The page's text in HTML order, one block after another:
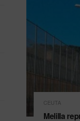
CEUTA
Melilla